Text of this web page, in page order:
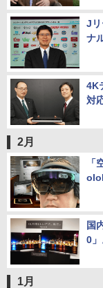
Jリ
ナ
4K
対
2月
国
0
1月